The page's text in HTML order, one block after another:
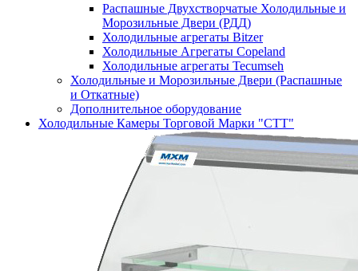
Распашные Двухстворчатые Холодильные и
Морозильные Двери (РДД)
Холодильные агрегаты Bitzer
Холодильные Агрегаты Copeland
Холодильные агрегаты Tecumseh
Холодильные и Морозильные Двери (Распашные
и Откатные)
Дополнительное оборудование
Холодильные Камеры Торговой Марки "СТТ"